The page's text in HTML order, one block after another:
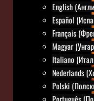
English
Español
Français
Magyar
Italiano
Nederlands
Polski